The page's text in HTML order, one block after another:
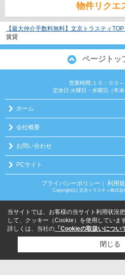
物件リクエ
【最大仲介手数料無料】文京トラスティTOP
賃貸
ページトッ
営業時間:１０：００
定休日:火曜日・水曜日（年末
ホーム
会社概要
お問い合わせ
PCサイト
プライバシーポリシー ｜ 利用
Copyright(c) 文京トラスティ株式会
当サイトでは、お客様の当サイト利用状況
して、クッキー（Cookie）を使用しています
詳しくは、当社の 「Cookieの取扱いについ
閉じる